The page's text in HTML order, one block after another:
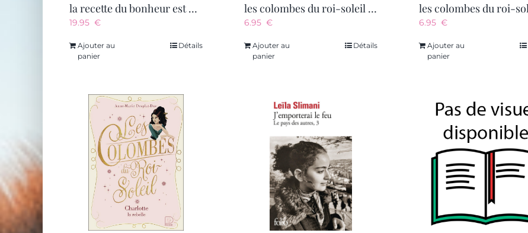
la recette du bonheur est de n’en suivre aucune
19.95 €
Ajouter au
panier
Détails
les colombes du roi-soleil – vol01 – les comediennes de monsieur racine
6.95 €
Ajouter au
panier
Détails
6.95 €
Ajouter au
panier